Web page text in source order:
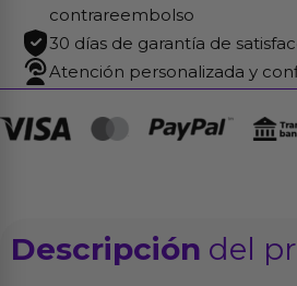
cantidad
contrareembolso
30 días de garantía de
Atención personalizada y
Descripción del